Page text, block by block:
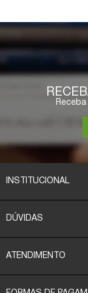
INSTITUCIONAL
DÚVIDAS
ATENDIMENTO